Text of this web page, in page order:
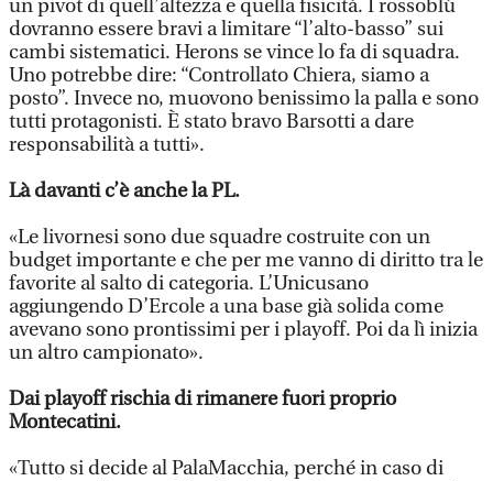
un pivot di quell’altezza e quella fisicità. I rossoblù
dovranno essere bravi a limitare “l’alto-basso” sui
cambi sistematici. Herons se vince lo fa di squadra.
Uno potrebbe dire: “Controllato Chiera, siamo a
posto”. Invece no, muovono benissimo la palla e sono
tutti protagonisti. È stato bravo Barsotti a dare
responsabilità a tutti».
Là davanti c’è anche la PL.
«Le livornesi sono due squadre costruite con un
budget importante e che per me vanno di diritto tra le
favorite al salto di categoria. L’Unicusano
aggiungendo D’Ercole a una base già solida come
avevano sono prontissimi per i playoff. Poi da lì inizia
un altro campionato».
Dai playoff rischia di rimanere fuori proprio
Montecatini.
«Tutto si decide al PalaMacchia, perché in caso di